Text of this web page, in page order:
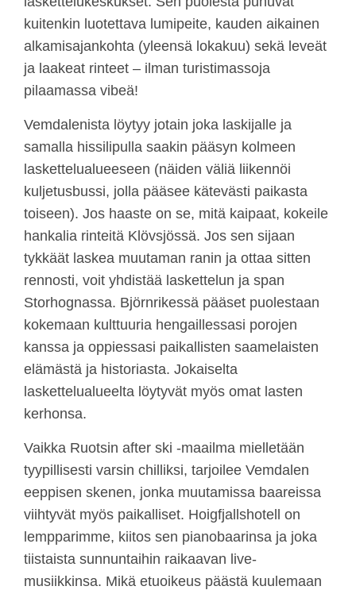
kuitenkin luotettava lumipeite, kauden aikainen
alkamisajankohta (yleensä lokakuu) sekä leveät
ja laakeat rinteet – ilman turistimassoja
pilaamassa vibeä!
Vemdalenista löytyy jotain joka laskijalle ja
samalla hissilipulla saakin pääsyn kolmeen
laskettelualueeseen (näiden väliä liikennöi
kuljetusbussi, jolla pääsee kätevästi paikasta
toiseen). Jos haaste on se, mitä kaipaat, kokeile
hankalia rinteitä Klövsjössä. Jos sen sijaan
tykkäät laskea muutaman ranin ja ottaa sitten
rennosti, voit yhdistää laskettelun ja span
Storhognassa. Björnrikessä pääset puolestaan
kokemaan kulttuuria hengaillessasi porojen
kanssa ja oppiessasi paikallisten saamelaisten
elämästä ja historiasta. Jokaiselta
laskettelualueelta löytyvät myös omat lasten
kerhonsa.
Vaikka Ruotsin after ski -maailma mielletään
tyypillisesti varsin chilliksi, tarjoilee Vemdalen
eeppisen skenen, jonka muutamissa baareissa
viihtyvät myös paikalliset. Hoigfjallshotell on
lempparimme, kiitos sen pianobaarinsa ja joka
tiistaista sunnuntaihin raikaavan live-
musiikkinsa. Mikä etuoikeus päästä kuulemaan